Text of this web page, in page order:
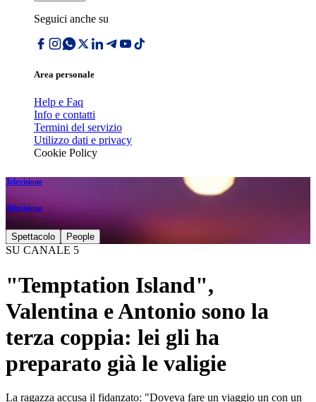
Seguici anche su
Area personale
Help e Faq
Info e contatti
Termini del servizio
Utilizzo dati e privacy
Cookie Policy
Televisione
Televisione
Spettacolo People
SU CANALE 5
"Temptation Island",
Valentina e Antonio sono la
terza coppia: lei gli ha
preparato già le valigie
La ragazza accusa il fidanzato: "Doveva fare un viaggio un con un